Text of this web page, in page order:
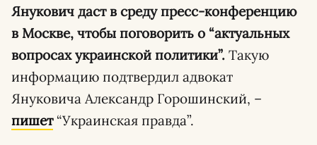
Янукович даст в среду пресс-конференцию
в Москве, чтобы поговорить о “актуальных
вопросах украинской политики”. Такую
информацию подтвердил адвокат
Януковича Александр Горошинский, –
пишет“Украинская правда”.